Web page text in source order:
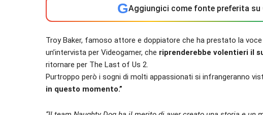
GAggiungici come fonte preferita su
Troy Baker, famoso attore e doppiatore che ha prestato la
un’intervista per Videogamer, che riprenderebbe volentieri il
ritornare per The Last of Us 2.
Purtroppo però i sogni di molti appassionati si infrangeranno
in questo momento.”